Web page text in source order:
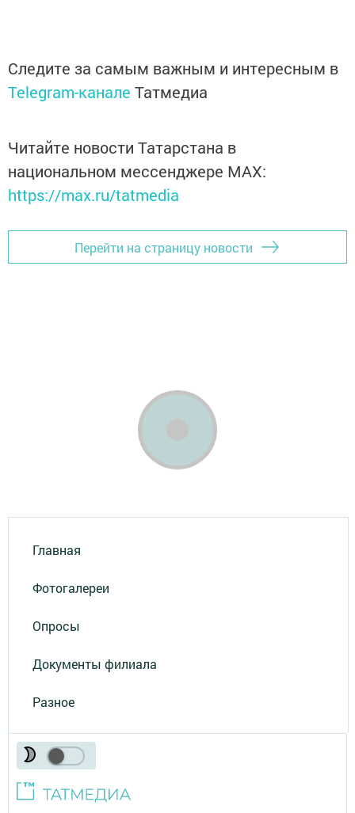
Следите за самым важным и интересным в
Telegram-канале Татмедиа
Читайте новости Татарстана в
национальном мессенджере MАХ:
https://max.ru/tatmedia
Перейти на страницу новости
Главная
Фотогалереи
Опросы
Документы филиала
Разное